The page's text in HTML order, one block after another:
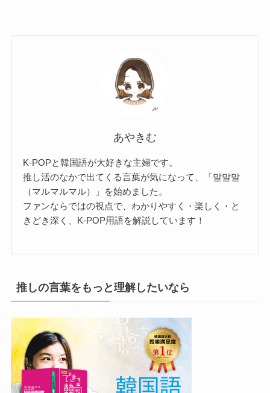
あやきむ
K-POPと韓国語が大好きな主婦です。
推し活のなかで出てくる言葉が気になって、「말말말
（マルマルマル）」を始めました。
ファンならではの視点で、わかりやすく・楽しく・と
きどき深く、K-POP用語を解説しています！
推しの言葉をもっと理解したいなら